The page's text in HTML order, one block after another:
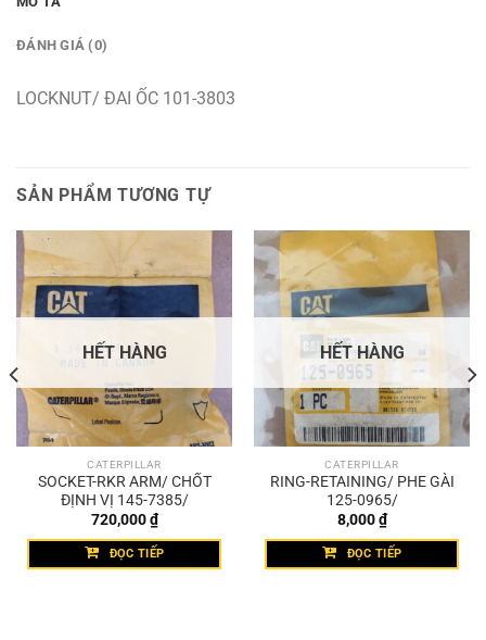
ĐÁNH GIÁ (0)
LOCKNUT/ ĐAI ỐC 101-3803
SẢN PHẨM TƯƠNG TỰ
HẾT HÀNG
CATERPILLAR
SOCKET-RKR ARM/ CHỐT
ĐỊNH VỊ 145-7385/
720,000₫
ĐỌC TIẾP
HẾT HÀNG
CATERPILLAR
RING-RETAINING/ PHE GÀI
125-0965/
8,000₫
ĐỌC TIẾP